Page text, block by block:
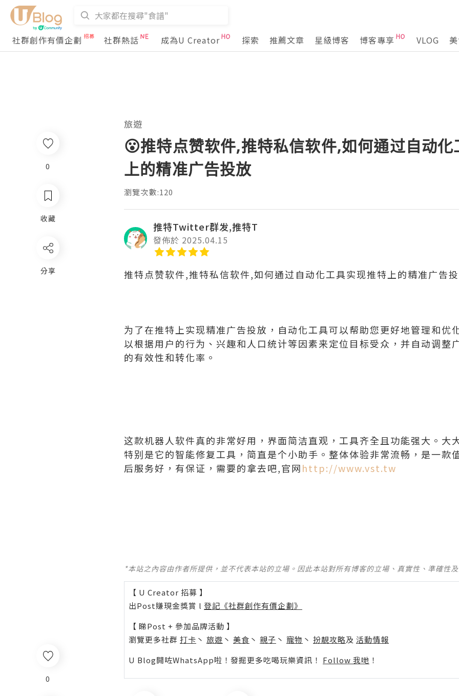
社群創作有價企劃 社群熱話 成為U Creator 探索 推薦文章 星級博客 博客專享 VLOG
0
旅遊
😮推特点赞软件,推特私信软件,如何通过自动
上的精准广告投放
瀏覽次數:120
推特Twitter群发,推特T
發佈於 2025.04.15
推特点赞软件,推特私信软件,如何通过自动化工具实现推特上的精准广告
为了在推特上实现精准广告投放，自动化工具可以帮助您更好地管理和优
以根据用户的行为、兴趣和人口统计等因素来定位目标受众，并自动调整
的有效性和转化率。
这款机器人软件真的非常好用，界面简洁直观，工具齐全且功能强大。大
特别是它的智能修复工具，简直是个小助手。整体体验非常流畅，是一款
后服务好，有保证，需要的拿去吧,官网http://www.vst.tw
*本站之內容由作者所提供，並不代表本站的立場。因此本站對所有博客的立場、真實性、準確性
【 U Creator 招募 】
出Post賺現金獎賞 l 登記《社群創作有價企劃》
【 睇Post + 參加品牌活動 】
瀏覽更多社群 打卡 丶 旅遊 丶 美食 丶 親子 丶 寵物 丶 扮靚攻略及 活動情報
U Blog開咗WhatsApp啦！發掘更多吃喝玩樂資訊！ Follow 我哋 ！
0
收藏
分享